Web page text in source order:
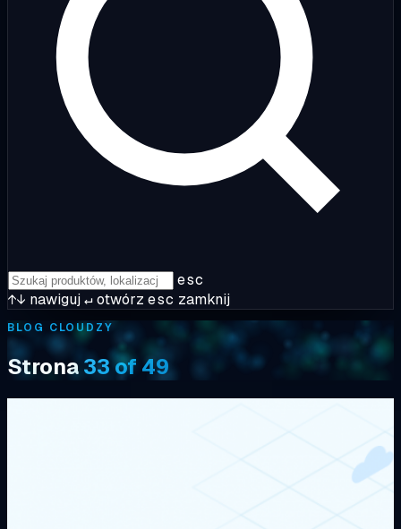
esc
↑↓ nawiguj↵otwórz esc zamknij
BLOG CLOUDZY
Strona33 of 49